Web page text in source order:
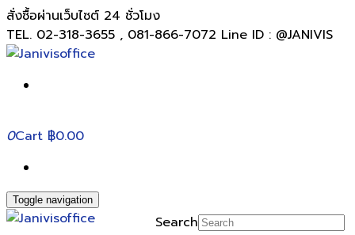
สั่งซื้อผ่านเว็บไซต์ 24 ชั่วโมง
TEL. 02-318-3655 , 081-866-7072 Line ID : @JANIVIS
0Cart ฿0.00
Toggle navigation
Search